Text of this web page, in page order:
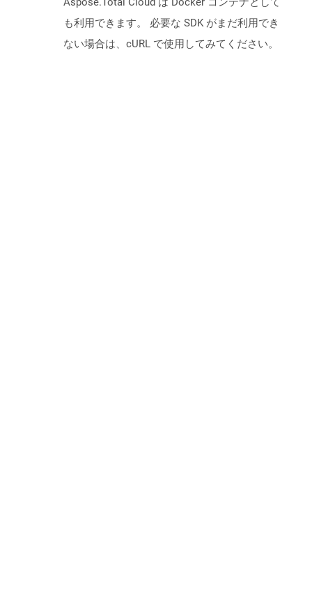
も利用できます。 必要な SDK がまだ利用でき
ない場合は、cURL で使用してみてください。